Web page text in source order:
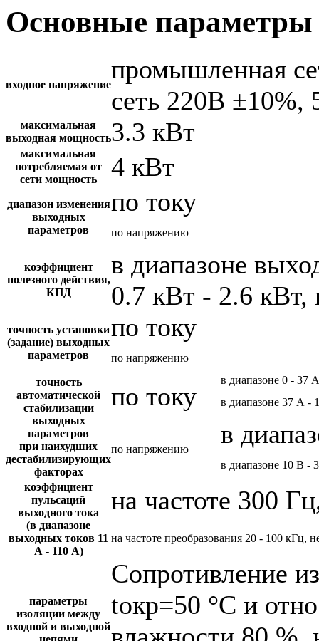
Основные параметры
входное напряжение
промышленная
сеть 220В ±10%,
максимальная
выходная мощность3.3 кВт
максимальная
потребляемая от
сети мощность
4 кВт
диапазон изменения
выходных
параметров
по току
по напряжению
коэффициент
полезного действия,
КПД
в диапазоне
0.7 кВт - 2.6 кВт,
точность установки
(задание) выходных
параметров
по току
по напряжению
точность
автоматической
стабилизации
выходных
параметров
при наихудших
дестабилизирующих
факторах
по току
в диапазоне 0 - 37 А
в диапазоне 37 А -
по напряжению
в
в диапазоне 10 В -
коэффициент
пульсаций
выходного тока
(в диапазоне
выходных токов 11
А - 110 А)
на частоте 300
на частоте преобразования 20 - 100 кГц,
параметры
изоляции между
входной и выходной
Сопротивление
tокр=50 °С и